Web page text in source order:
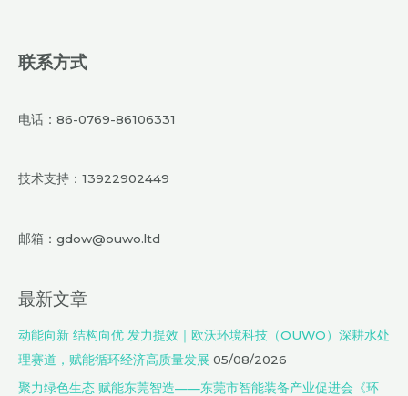
联系方式
电话：86-0769-86106331
技术支持：13922902449
邮箱：gdow@ouwo.ltd
最新文章
动能向新 结构向优 发力提效｜欧沃环境科技（OUWO）深耕水处
理赛道，赋能循环经济高质量发展 05/08/2026
聚力绿色生态 赋能东莞智造——东莞市智能装备产业促进会《环